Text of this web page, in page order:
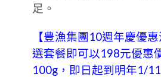
足。
【豊漁集團10週年慶優
選套餐即可以198元優惠
100g，即日起到明年1/